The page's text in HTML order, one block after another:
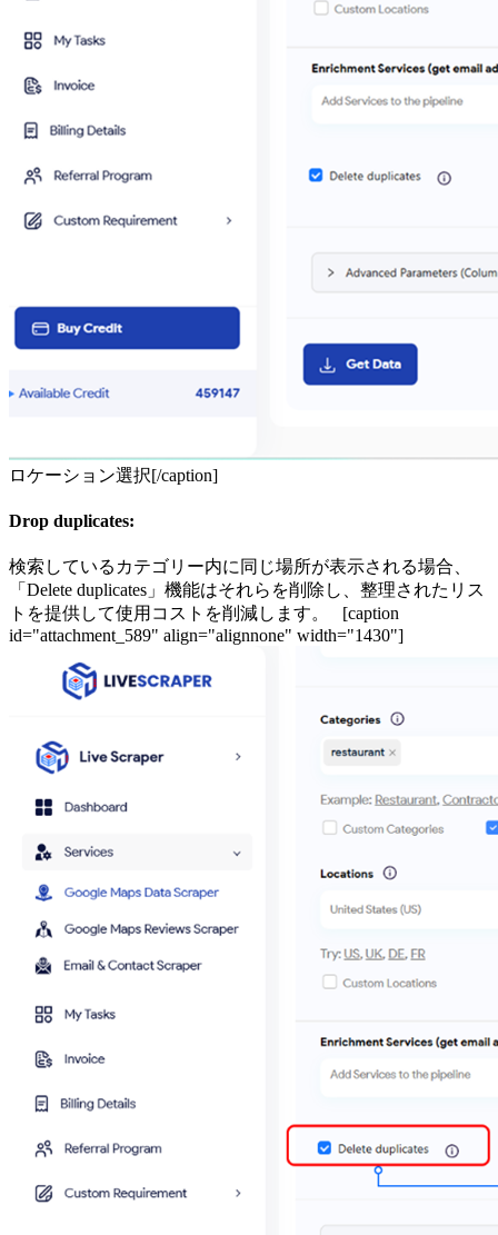
ロケーション選択[/caption]
Drop duplicates:
検索しているカテゴリー内に同じ場所が表示される場合、
「Delete duplicates」機能はそれらを削除し、整理されたリス
トを提供して使用コストを削減します。 [caption
id="attachment_589" align="alignnone" width="1430"]